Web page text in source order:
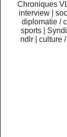
Chroniques
interview
|
diplomatie /
sports
ndlr
|culture